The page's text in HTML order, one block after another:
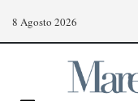
8 Agosto 2026